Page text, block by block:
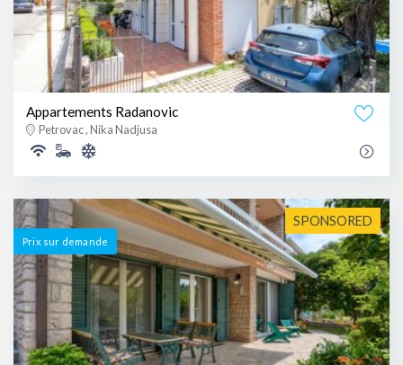
Appartements Radanovic
Petrovac , Nika Nadjusa
SPONSORED
Prix ​​sur demande